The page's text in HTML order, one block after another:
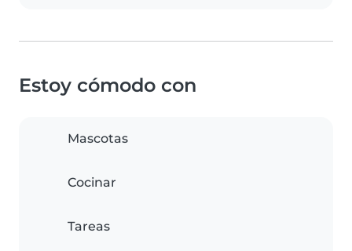
Estoy cómodo con
Mascotas
Cocinar
Tareas